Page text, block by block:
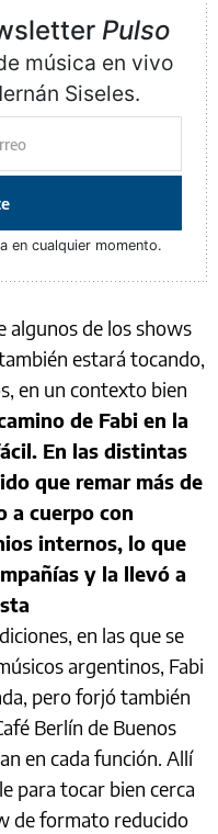
Pulso
música en vivo
Siseles.
en cualquier momento.
algunos de los shows
estará tocando,
en un contexto bien
de Fabi en la
En las distintas
que remar más de
a cuerpo con
internos, lo que
y la llevó a
en las que se
argentinos, Fabi
pero forjó también
Berlín de Buenos
en cada función. Allí
para tocar bien cerca
de formato reducido